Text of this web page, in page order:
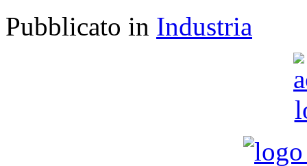
Pubblicato in Industria